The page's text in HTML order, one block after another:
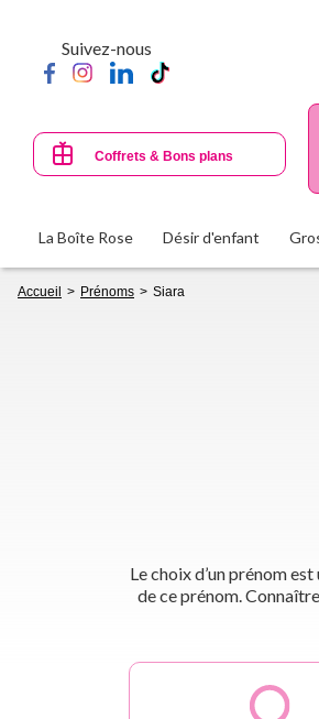
principal
Suivez-nous
Coffrets & Bons plans
La Boîte Rose Désir d'enfant
Fil
d'Ariane
Accueil Prénoms Siara
Le choix d’un prénom
de ce prénom.